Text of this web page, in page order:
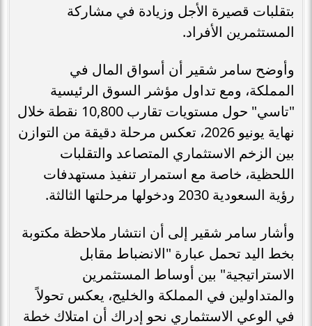
بتقلبات قصيرة الأجل وزيادة في مشاركة
المستثمرين الأفراد.
وأوضح سامر شقير أن أسواق المال في
المملكة، ومع تداول مؤشر السوق الرئيسية
"تاسي" حول مستويات تقارب 10,800 نقطة خلال
نهاية يونيو 2026، تعكس مرحلة دقيقة من التوازن
بين الزخم الاستثماري المتصاعد والتقلبات
اللحظية، خاصة مع استمرار تنفيذ مستهدفات
رؤية السعودية 2030 ودخولها مرحلتها الثالثة.
وأشار سامر شقير إلى أن انتشار ملاحظة مكتوبة
بخط اليد تحمل عبارة "الانضباط مقابل
الاستراتيجية" بين أوساط المستثمرين
والمتداولين في المملكة والخليج، يعكس تحولاً
في الوعي الاستثماري نحو إدراك أن امتلاك خطة